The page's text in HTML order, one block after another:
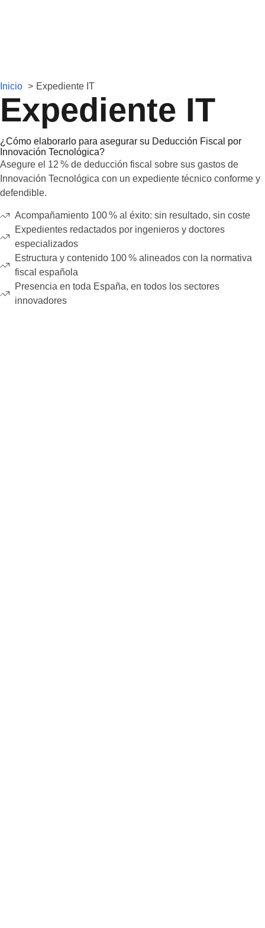
Inicio Expediente IT
Expediente IT
¿Cómo elaborarlo para asegurar su Deducción Fiscal por
Innovación Tecnológica?
Asegure el 12 % de deducción fiscal sobre sus gastos de
Innovación Tecnológica con un expediente técnico conforme y
defendible.
Acompañamiento 100 % al éxito: sin resultado, sin coste
Expedientes redactados por ingenieros y doctores
especializados
Estructura y contenido 100 % alineados con la normativa
fiscal española
Presencia en toda España, en todos los sectores
innovadores